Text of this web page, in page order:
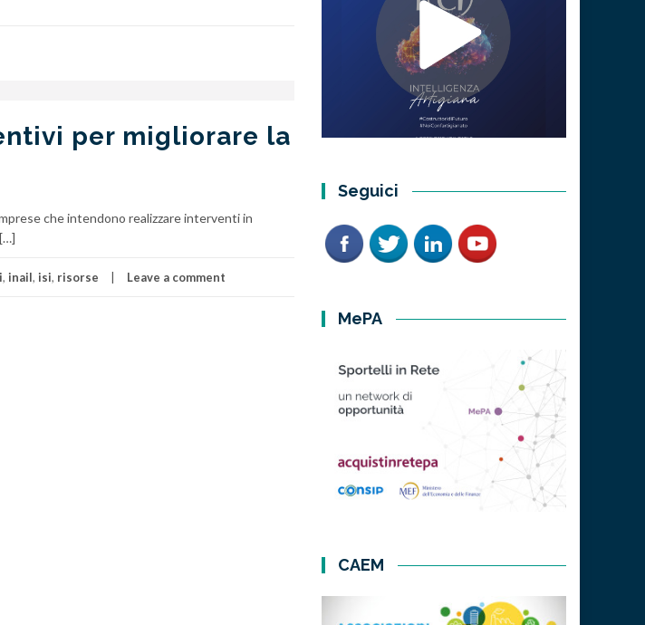
per migliorare la
che intendono realizzare interventi in
, inail, isi, risorse Leave a comment
Seguici
MePA
CAEM